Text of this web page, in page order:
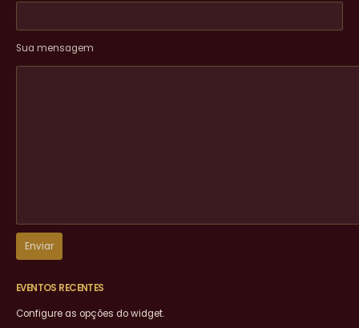
Sua mensagem
EVENTOS RECENTES
Configure as opções do widget.